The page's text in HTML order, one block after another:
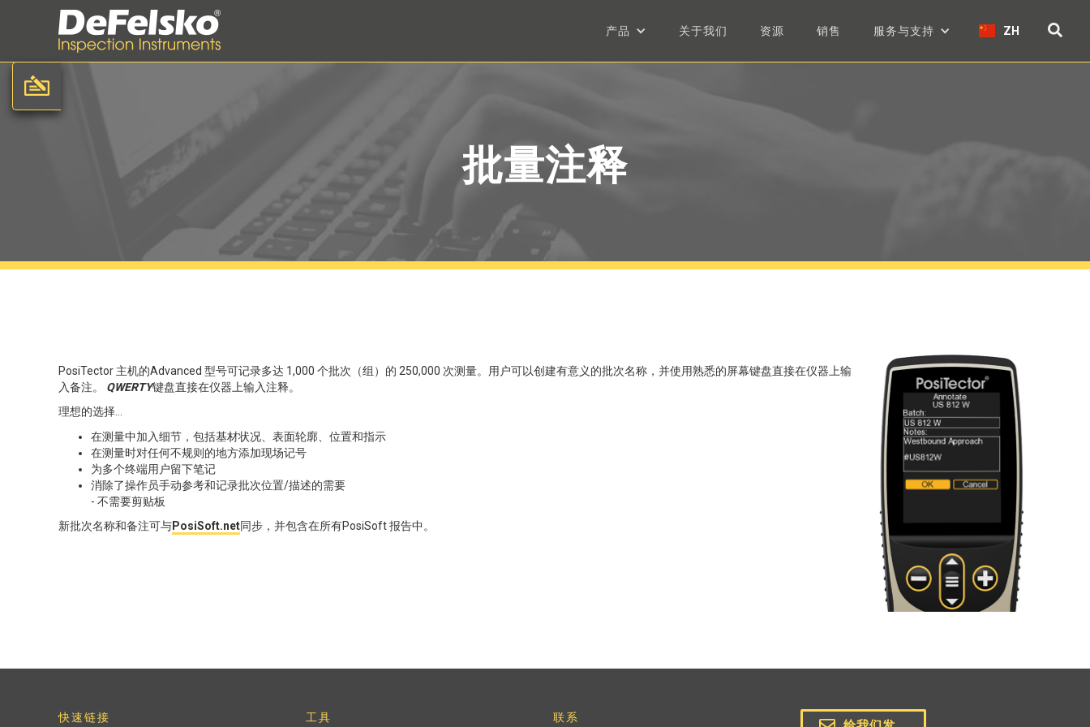
产品 关于我们 资源 销售 服务与支持 ZH
批量注释
PosiTector 主机的Advanced 型号可记录多达 1,000 个批次（组）的 250,000 次测量。用户可以创建有意义的批次名称，并使用熟悉的屏幕键盘直接在仪器上输
入备注。 QWERTY键盘直接在仪器上输入注释。
理想的选择...
在测量中加入细节，包括基材状况、表面轮廓、位置和指示
在测量时对任何不规则的地方添加现场记号
为多个终端用户留下笔记
消除了操作员手动参考和记录批次位置/描述的需要
- 不需要剪贴板
新批次名称和备注可与PosiSoft.net同步，并包含在所有PosiSoft 报告中。
快速链接 工具 联系